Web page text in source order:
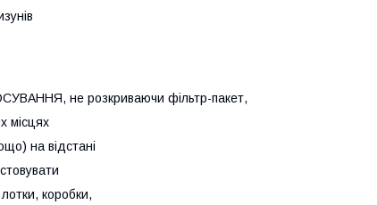
не розкриваючи фільтр-пакет,
місцях
на відстані
коробки,